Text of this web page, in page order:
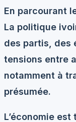
En parcourant
La politique
des partis, des
tensions entre
notamment à
présumée.
L’économie